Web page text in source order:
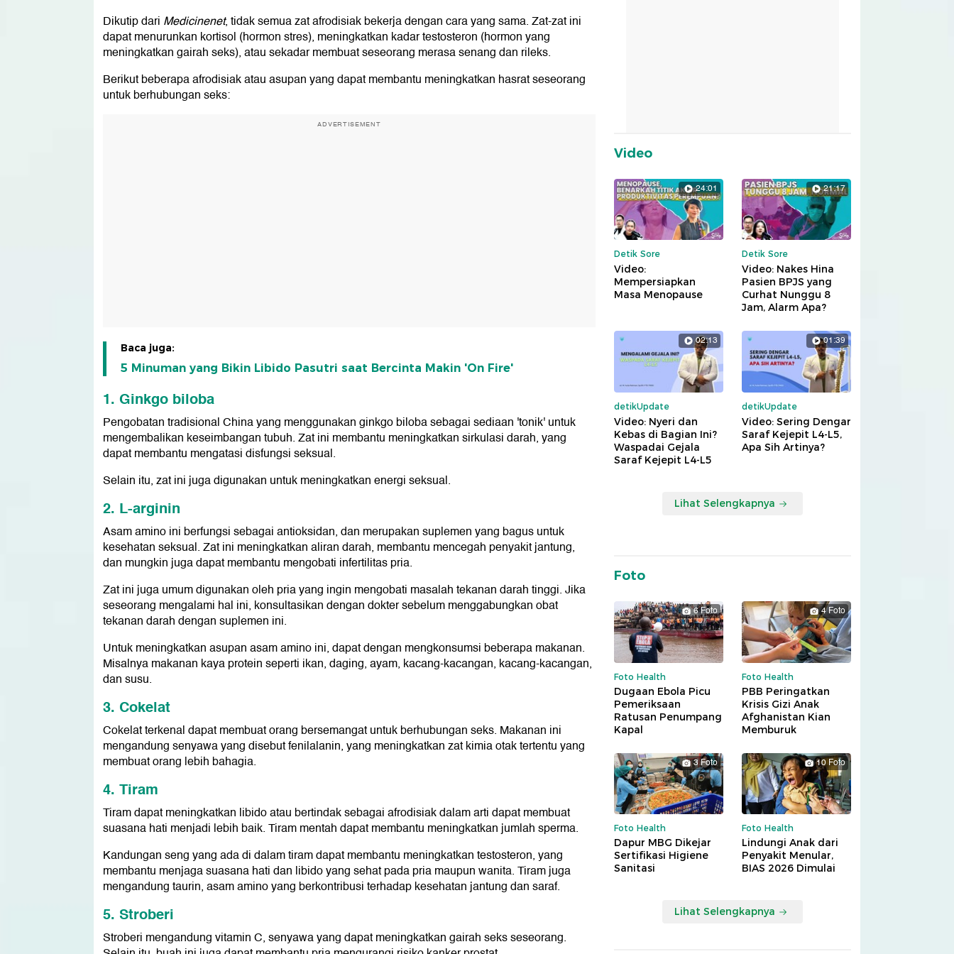
Dikutip dari Medicinenet, tidak semua zat afrodisiak bekerja dengan cara yang sama. Zat-zat ini
dapat menurunkan kortisol (hormon stres), meningkatkan kadar testosteron (hormon yang
meningkatkan gairah seks), atau sekadar membuat seseorang merasa senang dan rileks.
Berikut beberapa afrodisiak atau asupan yang dapat membantu meningkatkan hasrat seseorang
untuk berhubungan seks:
ADVERTISEMENT
Baca juga:
5 Minuman yang Bikin Libido Pasutri saat Bercinta Makin 'On Fire'
1. Ginkgo biloba
Pengobatan tradisional China yang menggunakan ginkgo biloba sebagai sediaan 'tonik' untuk
mengembalikan keseimbangan tubuh. Zat ini membantu meningkatkan sirkulasi darah, yang
dapat membantu mengatasi disfungsi seksual.
Selain itu, zat ini juga digunakan untuk meningkatkan energi seksual.
2. L-arginin
Asam amino ini berfungsi sebagai antioksidan, dan merupakan suplemen yang bagus untuk
kesehatan seksual. Zat ini meningkatkan aliran darah, membantu mencegah penyakit jantung,
dan mungkin juga dapat membantu mengobati infertilitas pria.
Zat ini juga umum digunakan oleh pria yang ingin mengobati masalah tekanan darah tinggi. Jika
seseorang mengalami hal ini, konsultasikan dengan dokter sebelum menggabungkan obat
tekanan darah dengan suplemen ini.
Untuk meningkatkan asupan asam amino ini, dapat dengan mengkonsumsi beberapa makanan.
Misalnya makanan kaya protein seperti ikan, daging, ayam, kacang-kacangan, kacang-kacangan,
dan susu.
3. Cokelat
Cokelat terkenal dapat membuat orang bersemangat untuk berhubungan seks. Makanan ini
mengandung senyawa yang disebut fenilalanin, yang meningkatkan zat kimia otak tertentu yang
membuat orang lebih bahagia.
4. Tiram
Tiram dapat meningkatkan libido atau bertindak sebagai afrodisiak dalam arti dapat membuat
suasana hati menjadi lebih baik. Tiram mentah dapat membantu meningkatkan jumlah sperma.
Kandungan seng yang ada di dalam tiram dapat membantu meningkatkan testosteron, yang
membantu menjaga suasana hati dan libido yang sehat pada pria maupun wanita. Tiram juga
mengandung taurin, asam amino yang berkontribusi terhadap kesehatan jantung dan saraf.
5. Stroberi
Stroberi mengandung vitamin C, senyawa yang dapat meningkatkan gairah seks seseorang.
Video
24:01
Detik Sore
Video:
Mempersiapkan
Masa Menopause
21:17
Detik Sore
Video: Nakes Hina
Pasien BPJS yang
Curhat Nunggu 8
Jam, Alarm Apa?
02:13
detikUpdate
Video: Nyeri dan
Kebas di Bagian Ini?
Waspadai Gejala
Saraf Kejepit L4-L5
01:39
detikUpdate
Video: Sering Dengar
Saraf Kejepit L4-L5,
Apa Sih Artinya?
Lihat Selengkapnya
Foto
6 Foto
Foto Health
Dugaan Ebola Picu
Pemeriksaan
Ratusan Penumpang
Kapal
4 Foto
Foto Health
PBB Peringatkan
Krisis Gizi Anak
Afghanistan Kian
Memburuk
3 Foto
Foto Health
Dapur MBG Dikejar
Sertifikasi Higiene
Sanitasi
10 Foto
Foto Health
Lindungi Anak dari
Penyakit Menular,
BIAS 2026 Dimulai
Lihat Selengkapnya